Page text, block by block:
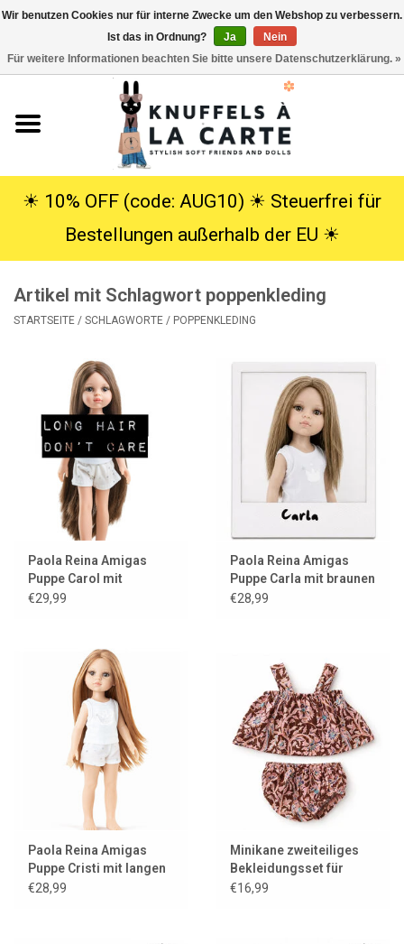
Kuscheltiere
SALE
Lookbooks
☀︎ 10% OFF (code: AUG10) ☀︎ Steuerfrei für
Bestellungen außerhalb der EU ☀︎
Artikel mit Schlagwort poppenkleding
STARTSEITE / SCHLAGWORTE / POPPENKLEDING
Paola Reina Amigas
Puppe Carol mit
superlangen Haaren
€29,99
Paola Reina Amigas
Puppe Carla mit braunen
Augen
€28,99
Paola Reina Amigas
Puppe Cristi mit langen
Haaren
€28,99
Minikane zweiteiliges
Bekleidungsset für
Gordi-Puppen
€16,99
Wir benutzen Cookies nur für interne Zwecke um den Webshop zu verbessern.
Ist das in Ordnung?
Ja
Nein
Für weitere Informationen beachten Sie bitte unsere Datenschutzerklärung. »